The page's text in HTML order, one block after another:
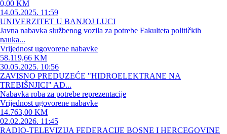
0,00 KM
14.05.2025. 11:59
UNIVERZITET U BANJOJ LUCI
Javna nabavka službenog vozila za potrebe Fakulteta političkih
nauka...
Vrijednost ugovorene nabavke
58.119,66 KM
30.05.2025. 10:56
ZAVISNO PREDUZEĆE "HIDROELEKTRANE NA
TREBIŠNJICI" AD...
Nabavka roba za potrebe reprezentacije
Vrijednost ugovorene nabavke
14.763,00 KM
02.02.2026. 11:45
RADIO-TELEVIZIJA FEDERACIJE BOSNE I HERCEGOVINE